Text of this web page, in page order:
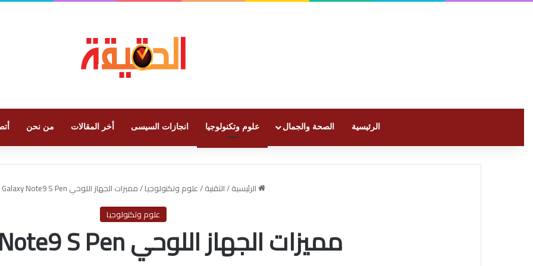
الرئيسية الصحة والجمال علوم وتكنولوجيا انجازات السيسى أخر المقالات من نحن
الرئيسية/التقنية/علوم وتكنولوجيا/مميزات الجهاز اللوحي Galaxy Note9 S Pen
علوم وتكنولوجيا
مميزات الجهاز اللوحي Galaxy Note9 S Pen